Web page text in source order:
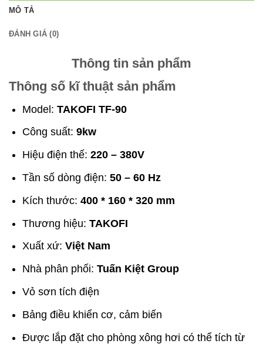
MÔ TẢ
ĐÁNH GIÁ (0)
Thông tin sản phẩm
Thông số kĩ thuật sản phẩm
Model:TAKOFI TF-90
Công suất:9kw
Hiệu điện thế:220 – 380V
Tần số dòng điện:50 – 60 Hz
Kích thước:400 * 160 * 320 mm
Thương hiệu:TAKOFI
Xuất xứ:Việt Nam
Nhà phân phối:Tuấn Kiệt Group
Vỏ sơn tích điện
Bảng điều khiển cơ, cảm biến
Được lắp đặt cho phòng xông hơi có thể tích từ